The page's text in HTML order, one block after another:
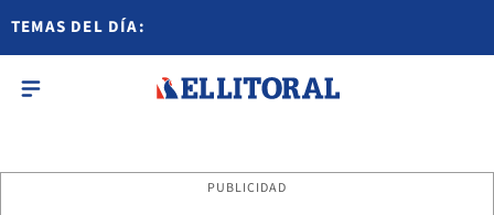
TEMAS DEL DÍA:
PUBLICIDAD